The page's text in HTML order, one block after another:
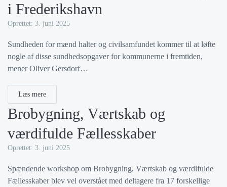
i Frederikshavn
Oprettet: 3. juni 2025
Sundheden for mænd halter og civilsamfundet kommer til at løfte
nogle af disse sundhedsopgaver for kommunerne i fremtiden,
mener Oliver Gersdorf…
Læs mere
Brobygning, Værtskab og
værdifulde Fællesskaber
Oprettet: 3. juni 2025
Spændende workshop om Brobygning, Værtskab og værdifulde
Fællesskaber blev vel overstået med deltagere fra 17 forskellige